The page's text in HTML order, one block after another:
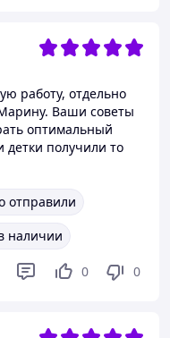
цена была
глубочайший
сожалению очень
(заводы), меняют
работу, отдельно
Ваши советы
оптимальный
детки получили то
отправили
наличии
0 0